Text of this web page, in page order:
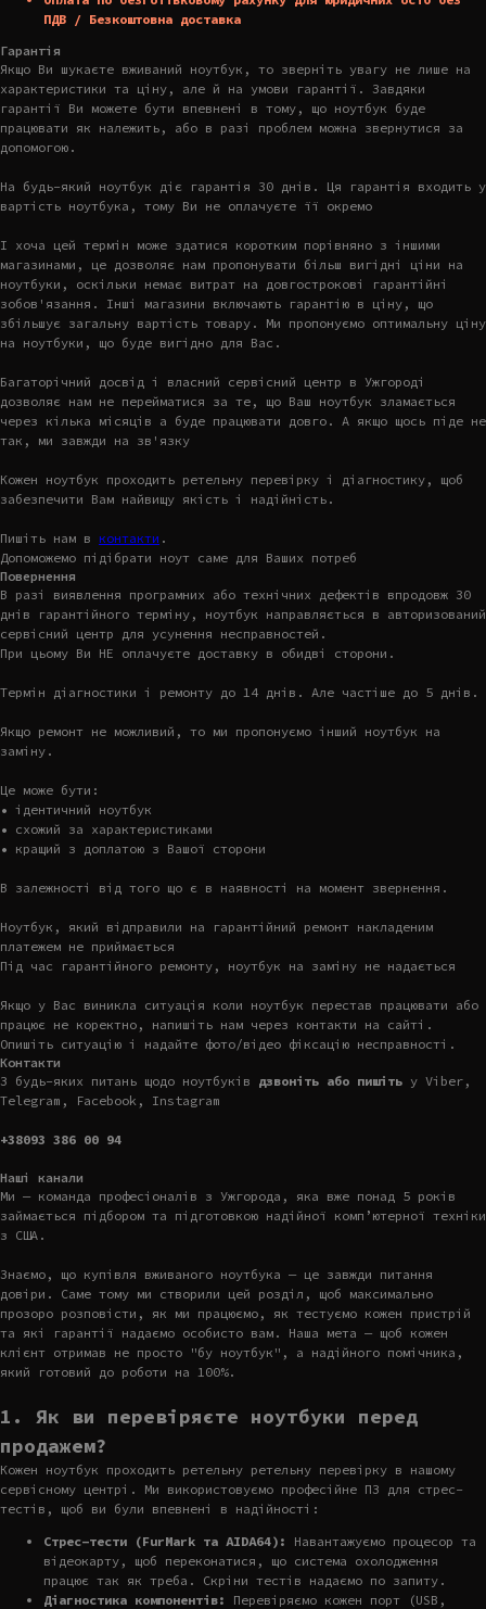
ПДВ / Безкоштовна доставка
Гарантія
Якщо Ви шукаєте вживаний ноутбук, то зверніть увагу не лише на
характеристики та ціну, але й на умови гарантії. Завдяки
гарантії Ви можете бути впевнені в тому, що ноутбук буде
працювати як належить, або в разі проблем можна звернутися за
допомогою.
На будь-який ноутбук діє гарантія 30 днів. Ця гарантія входить у
вартість ноутбука, тому Ви не оплачуєте її окремо
І хоча цей термін може здатися коротким порівняно з іншими
магазинами, це дозволяє нам пропонувати більш вигідні ціни на
ноутбуки, оскільки немає витрат на довгострокові гарантійні
зобов'язання. Інші магазини включають гарантію в ціну, що
збільшує загальну вартість товару. Ми пропонуємо оптимальну ціну
на ноутбуки, що буде вигідно для Вас.
Багаторічний досвід і власний сервісний центр в Ужгороді
дозволяє нам не перейматися за те, що Ваш ноутбук зламається
через кілька місяців а буде працювати довго. А якщо щось піде не
так, ми завжди на зв'язку
Кожен ноутбук проходить ретельну перевірку і діагностику, щоб
забезпечити Вам найвищу якість і надійність.
Пишіть нам в контакти .
Допоможемо підібрати ноут саме для Ваших потреб
Повернення
В разі виявлення програмних або технічних дефектів впродовж 30
днів гарантійного терміну, ноутбук направляється в авторизований
сервісний центр для усунення несправностей.
При цьому Ви НЕ оплачуєте доставку в обидві сторони.
Термін діагностики і ремонту до 14 днів. Але частіше до 5 днів.
Якщо ремонт не можливий, то ми пропонуємо інший ноутбук на
заміну.
Це може бути:
• ідентичний ноутбук
• схожий за характеристиками
• кращий з доплатою з Вашої сторони
В залежності від того що є в наявності на момент звернення.
Ноутбук, який відправили на гарантійний ремонт накладеним
платежем не приймається
Під час гарантійного ремонту, ноутбук на заміну не надається
Якщо у Вас виникла ситуація коли ноутбук перестав працювати або
працює не коректно, напишіть нам через контакти на сайті.
Опишіть ситуацію і надайте фото/відео фіксацію несправності.
Контакти
З будь-яких питань щодо ноутбуків дзвоніть або пишіть у Viber,
Telegram, Facebook, Instagram
+38093 386 00 94
Наші канали
Ми — команда професіоналів з Ужгорода, яка вже понад 5 років
займається підбором та підготовкою надійної комп’ютерної техніки
з США.
Знаємо, що купівля вживаного ноутбука — це завжди питання
довіри. Саме тому ми створили цей розділ, щоб максимально
прозоро розповісти, як ми працюємо, як тестуємо кожен пристрій
та які гарантії надаємо особисто вам. Наша мета — щоб кожен
клієнт отримав не просто "бу ноутбук", а надійного помічника,
який готовий до роботи на 100%.
1. Як ви перевіряєте ноутбуки перед
продажем?
Кожен ноутбук проходить ретельну ретельну перевірку в нашому
сервісному центрі. Ми використовуємо професійне ПЗ для стрес-
тестів, щоб ви були впевнені в надійності:
Стрес-тести (FurMark та AIDA64):
Навантажуємо процесор та
відеокарту, щоб переконатися, що система охолодження
працює так як треба. Скріни тестів надаємо по запиту.
Діагностика компонентів:
Перевіряємо кожен порт (USB,